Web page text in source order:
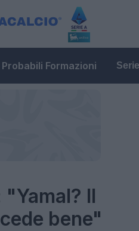
Probabili Formazioni
"Yamal? Il
bene"